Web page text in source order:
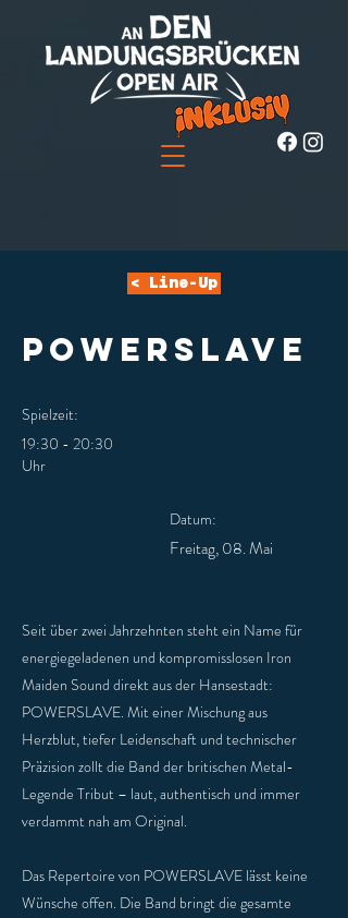
< Line-Up
POWERSLAVE
Spielzeit:
19:30 - 20:30
Uhr
Datum:
Freitag, 08. Mai
Seit über zwei Jahrzehnten steht ein Name für
energiegeladenen und kompromisslosen Iron
Maiden Sound direkt aus der Hansestadt:
POWERSLAVE. Mit einer Mischung aus
Herzblut, tiefer Leidenschaft und technischer
Präzision zollt die Band der britischen Metal-
Legende Tribut – laut, authentisch und immer
verdammt nah am Original.
Das Repertoire von POWERSLAVE lässt keine
Wünsche offen. Die Band bringt die gesamte